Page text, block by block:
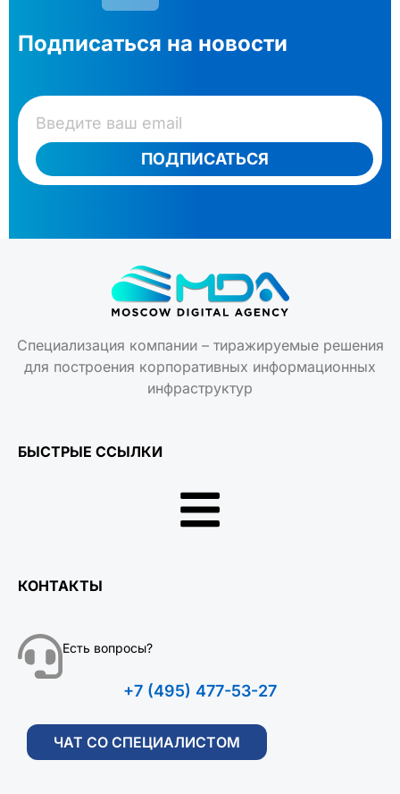
Подписаться на новости
ПОДПИСАТЬСЯ
Специализация компании – тиражируемые решения
для построения корпоративных информационных
инфраструктур
БЫСТРЫЕ ССЫЛКИ
КОНТАКТЫ
Есть вопросы?
+7 (495) 477-53-27
ЧАТ СО СПЕЦИАЛИСТОМ